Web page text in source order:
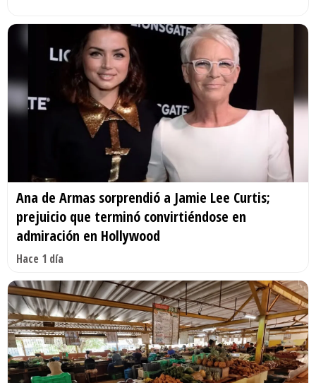
Ana de Armas sorprendió a Jamie Lee Curtis;
prejuicio que terminó convirtiéndose en
admiración en Hollywood
Hace 1 día